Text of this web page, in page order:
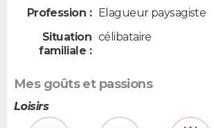
Profession :
Elagueur paysagiste
Situation
familiale :
célibataire
Mes goûts et passions
Loisirs